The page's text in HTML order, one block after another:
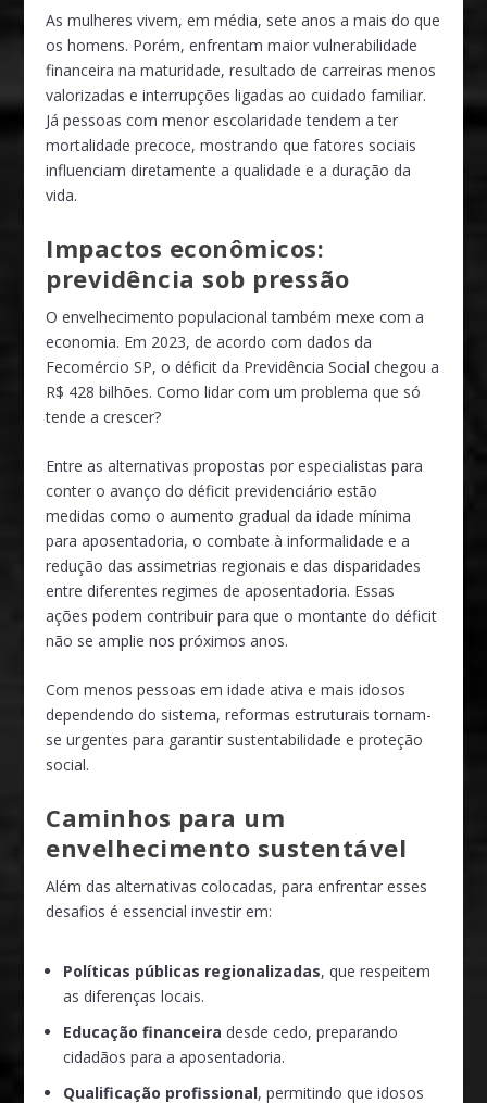
As mulheres vivem, em média, sete anos a mais do que
os homens. Porém, enfrentam maior vulnerabilidade
financeira na maturidade, resultado de carreiras menos
valorizadas e interrupções ligadas ao cuidado familiar.
Já pessoas com menor escolaridade tendem a ter
mortalidade precoce, mostrando que fatores sociais
influenciam diretamente a qualidade e a duração da
vida.
Impactos econômicos:
previdência sob pressão
O envelhecimento populacional também mexe com a
economia. Em 2023, de acordo com dados da
Fecomércio SP, o déficit da Previdência Social chegou a
R$ 428 bilhões. Como lidar com um problema que só
tende a crescer?
Entre as alternativas propostas por especialistas para
conter o avanço do déficit previdenciário estão
medidas como o aumento gradual da idade mínima
para aposentadoria, o combate à informalidade e a
redução das assimetrias regionais e das disparidades
entre diferentes regimes de aposentadoria. Essas
ações podem contribuir para que o montante do déficit
não se amplie nos próximos anos.
Com menos pessoas em idade ativa e mais idosos
dependendo do sistema, reformas estruturais tornam-
se urgentes para garantir sustentabilidade e proteção
social.
Caminhos para um
envelhecimento sustentável
Além das alternativas colocadas, para enfrentar esses
desafios é essencial investir em:
Políticas públicas regionalizadas, que respeitem
as diferenças locais.
Educação financeira desde cedo, preparando
cidadãos para a aposentadoria.
Qualificação profissional, permitindo que idosos